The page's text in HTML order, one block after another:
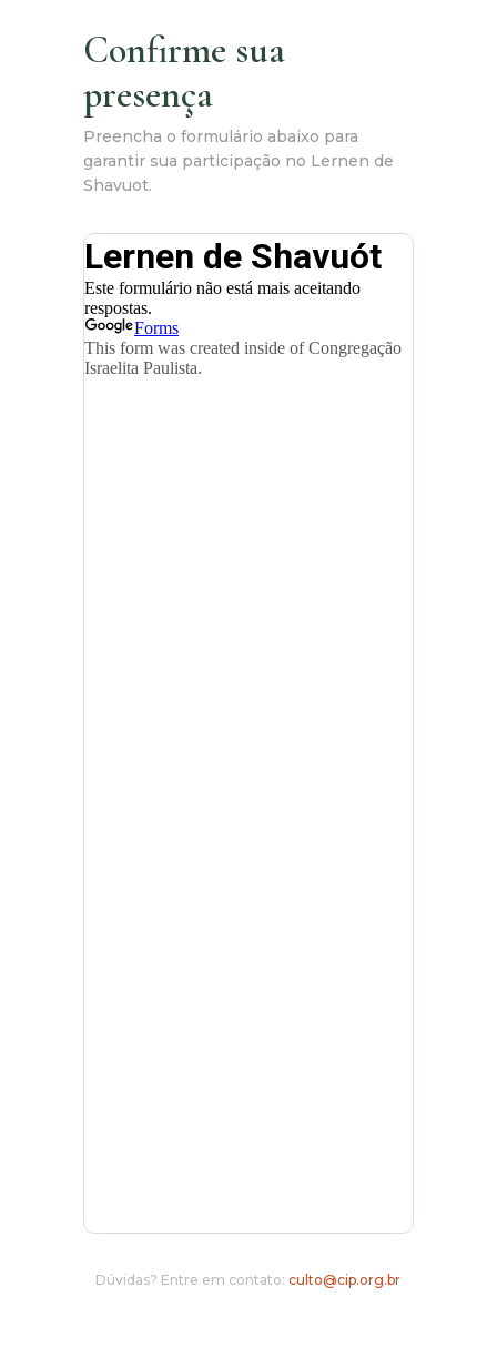
Confirme sua
presença
Preencha o formulário abaixo para
garantir sua participação no Lernen de
Shavuot.
Dúvidas? Entre em contato:culto@cip.org.br